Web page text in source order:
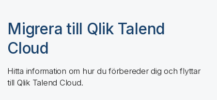
Migrera till Qlik Talend
Cloud
Hitta information om hur du förbereder dig och flyttar
till Qlik Talend Cloud.